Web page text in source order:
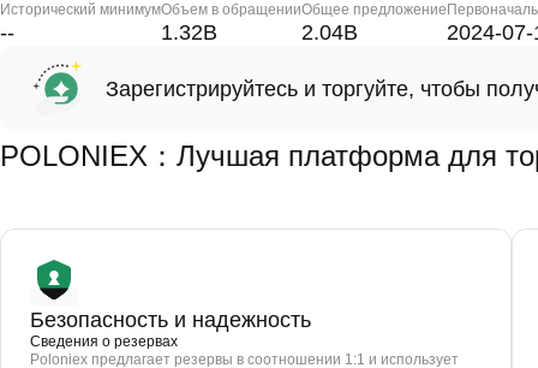
Исторический минимум
--
Объем в обращении
1.32B
Общее предложение
2.04B 2024-07-
Зарегистрируйтесь и торгуйте, чтобы
POLONIEX：Лучшая платформа для
Безопасность и надежность
Сведения о резервах
Poloniex предлагает резервы в соотношении 1:1 и использует